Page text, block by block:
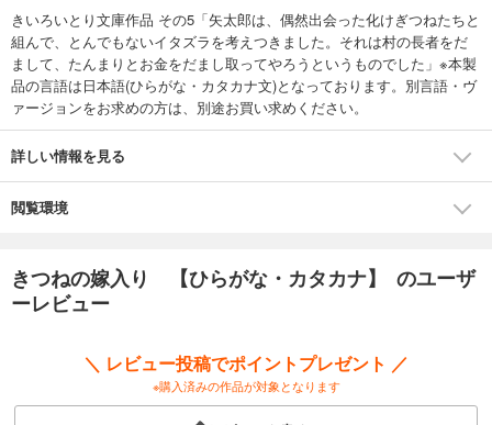
きいろいとり文庫作品 その5「矢太郎は、偶然出会った化けぎつねたちと
組んで、とんでもないイタズラを考えつきました。それは村の長者をだ
まして、たんまりとお金をだまし取ってやろうというものでした」※本製
品の言語は日本語(ひらがな・カタカナ文)となっております。別言語・ヴ
ァージョンをお求めの方は、別途お買い求めください。
詳しい情報を見る
閲覧環境
きつねの嫁入り 【ひらがな・カタカナ】 のユーザ
ーレビュー
＼ レビュー投稿でポイントプレゼント ／
※購入済みの作品が対象となります